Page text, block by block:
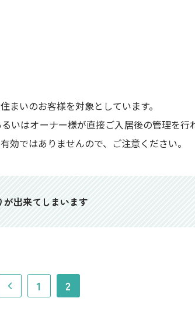
まいのお客様を対象としています。
いはオーナー様が直接ご入居後の管理を行
効ではありませんので、ご注意ください。
出来てしまいます
1 2